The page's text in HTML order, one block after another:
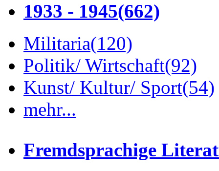
1933 - 1945(662)
Militaria(120)
Politik/ Wirtschaft(92)
Kunst/ Kultur/ Sport(54)
mehr...
Fremdsprachige